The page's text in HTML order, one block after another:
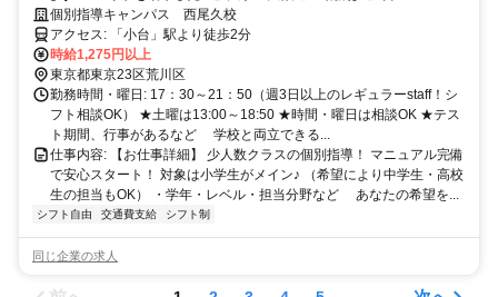
からOK♪スーツ不要＆保護者対応なし！中学レベルの数学・英語ができ
ればOK
個別指導キャンパス 西尾久校
アクセス: 「小台」駅より徒歩2分
時給1,275円以上
東京都東京23区荒川区
勤務時間・曜日: 17：30～21：50（週3日以上のレギュラーstaff！シ
フト相談OK） ★土曜は13:00～18:50 ★時間・曜日は相談OK ★テス
ト期間、行事があるなど 学校と両立できる...
仕事内容: 【お仕事詳細】 少人数クラスの個別指導！ マニュアル完備
で安心スタート！ 対象は小学生がメイン♪ （希望により中学生・高校
生の担当もOK） ・学年・レベル・担当分野など あなたの希望を...
シフト自由 交通費支給 シフト制
同じ企業の求人